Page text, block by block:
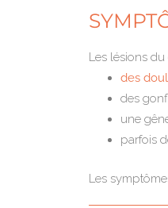
Les lésions
des
des
une
parfois
Les